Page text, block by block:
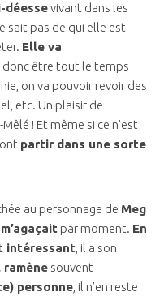
déessevivant dans les
sait pas de qui elle est
Elle va
donc être tout le temps
on va pouvoir revoir des
etc. Un plaisir de
! Et même si ce n’est
partir dans une sorte
au personnage de Meg
par moment. En
intéressant , il a son
ramène souvent
personne , il n’en reste